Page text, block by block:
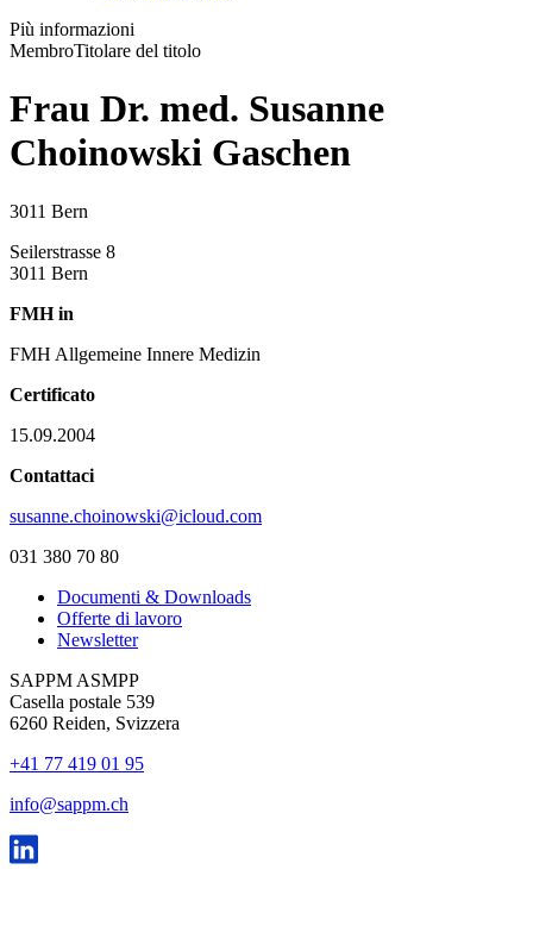
Più informazioni
MembroTitolare del titolo
Frau Dr. med. Susanne
Choinowski Gaschen
3011 Bern
Seilerstrasse 8
3011 Bern
FMH in
FMH Allgemeine Innere Medizin
Certificato
15.09.2004
Contattaci
susanne.choinowski@icloud.com
031 380 70 80
Documenti & Downloads
Offerte di lavoro
Newsletter
SAPPM ASMPP
Casella postale 539
6260 Reiden, Svizzera
+41 77 419 01 95
info@sappm.ch